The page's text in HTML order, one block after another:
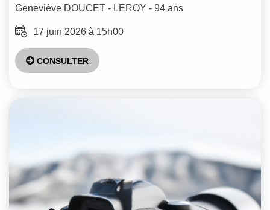
Geneviève DOUCET - LEROY - 94 ans
17 juin 2026 à 15h00
CONSULTER